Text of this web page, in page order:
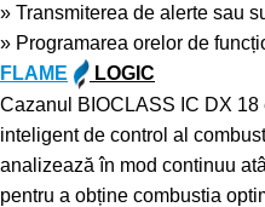
» Transmiterea de alerte sau
» Programarea orelor de
FLAME
LOGIC
Cazanul BIOCLASS IC DX 18
inteligent de control al
analizează în mod continuu
pentru a obține combustia